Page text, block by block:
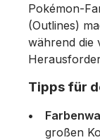
Pokémon-
(Outlines)
während die
Tipps für
großen